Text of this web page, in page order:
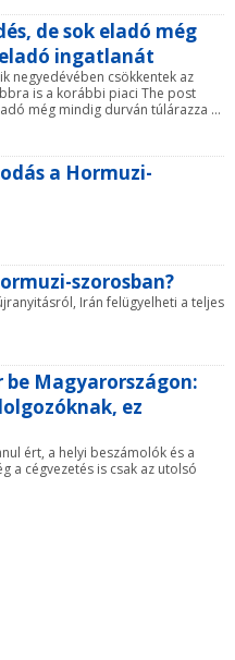
de sok eladó még
ingatlanát
negyedévében csökkentek az
is a korábbi piaci The post
még mindig durván túlárazza ...
a Hormuzi-
szorosban?
Irán felügyelheti a teljes
Magyarországon:
ez
ért, a helyi beszámolók és a
a cégvezetés is csak az utolsó